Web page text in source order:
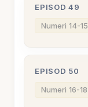
EPISOD 49
Numeri 14-15
EPISOD 50
Numeri 16-18